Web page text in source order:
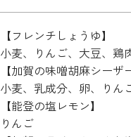
【フレンチしょうゆ】
小麦、りんご、大豆、鶏
【加賀の味噌胡麻シーザ
小麦、乳成分、卵、りん
【能登の塩レモン】
りんご